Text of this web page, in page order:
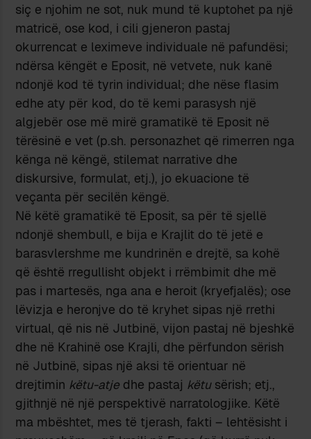
siç e njohim ne sot, nuk mund të kuptohet pa një
matricë, ose kod, i cili gjeneron pastaj
okurrencat e leximeve individuale në pafundësi;
ndërsa këngët e Eposit, në vetvete, nuk kanë
ndonjë kod të tyrin individual; dhe nëse flasim
edhe aty për kod, do të kemi parasysh një
algjebër ose më mirë gramatikë të Eposit në
tërësinë e vet (p.sh. personazhet që rimerren nga
kënga në këngë, stilemat narrative dhe
diskursive, formulat, etj.), jo ekuacione të
veçanta për secilën këngë.
Në këtë gramatikë të Eposit, sa për të sjellë
ndonjë shembull, e bija e Krajlit do të jetë e
barasvlershme me kundrinën e drejtë, sa kohë
që është rregullisht objekt i rrëmbimit dhe më
pas i martesës, nga ana e heroit (kryefjalës); ose
lëvizja e heronjve do të kryhet sipas një rrethi
virtual, që nis në Jutbinë, vijon pastaj në bjeshkë
dhe në Krahinë ose Krajli, dhe përfundon sërish
në Jutbinë, sipas një aksi të orientuar në
drejtimin këtu-atje dhe pastaj këtusërish; etj.,
gjithnjë në një perspektivë narratologjike. Këtë
ma mbështet, mes të tjerash, fakti – lehtësisht i